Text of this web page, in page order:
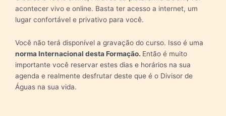
acontecer vivo e online. Basta ter acesso a internet, um
lugar confortável e privativo para você.
Você não terá disponível a gravação do curso. Isso é uma
norma Internacional desta Formação. Então é muito
importante você reservar estes dias e horários na sua
agenda e realmente desfrutar deste que é o Divisor de
Águas na sua vida.